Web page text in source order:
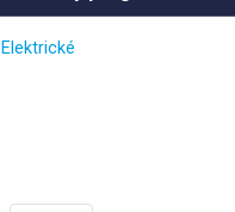
Elektrické